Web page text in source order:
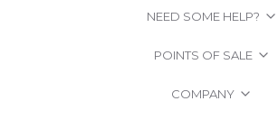
NEED SOME HELP?
POINTS OF SALE
COMPANY